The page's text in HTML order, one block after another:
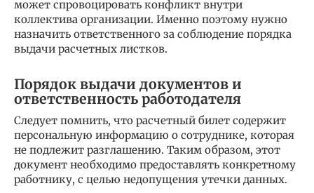
может спровоцировать конфликт внутри
коллектива организации. Именно поэтому нужно
назначить ответственного за соблюдение порядка
выдачи расчетных листков.
Порядок выдачи документов и
ответственность работодателя
Следует помнить, что расчетный билет содержит
персональную информацию о сотруднике, которая
не подлежит разглашению. Таким образом, этот
документ необходимо предоставлять конкретному
работнику, с целью недопущения утечки данных.